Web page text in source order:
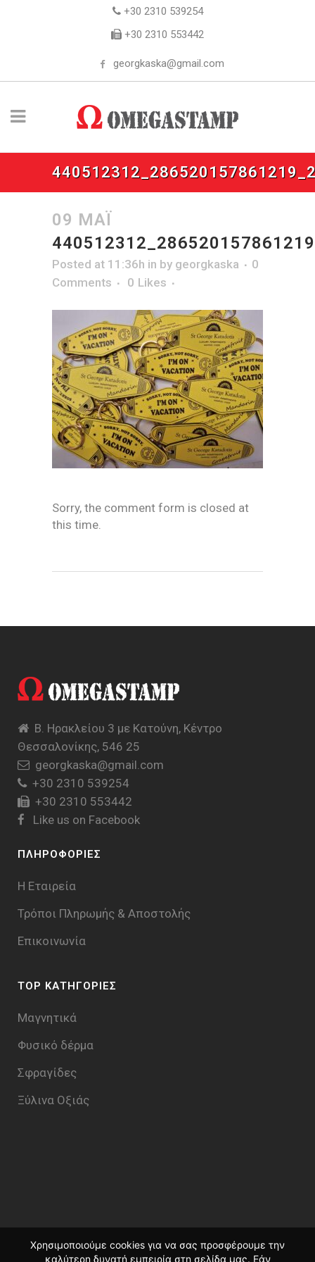
+30 2310 539254
+30 2310 553442
georgkaska@gmail.com
09 ΜΆΙ
Posted at 11:36h in by georgkaska
0
Comments
0 Likes
Sorry, the comment form is closed at
this time.
Β. Ηρακλείου 3 με Κατούνη, Κέντρο
Θεσσαλονίκης, 546 25
georgkaska@gmail.com
+30 2310 539254
+30 2310 553442
Like us on Facebook
ΠΛΗΡΟΦΟΡΙΕΣ
Η Εταιρεία
Τρόποι Πληρωμής & Aποστολής
Επικοινωνία
TOP ΚΑΤΗΓΟΡΙΕΣ
Μαγνητικά
Φυσικό δέρμα
Σφραγίδες
Ξύλινα Οξιάς
Χρησιμοποιούμε cookies για να σας προσφέρουμε την
καλύτερη δυνατή εμπειρία στη σελίδα μας. Εάν